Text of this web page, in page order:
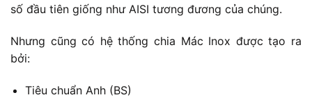
số đầu tiên giống như AISI tương đương của chúng.
Nhưng cũng có hệ thống chia Mác Inox được tạo ra
bởi:
Tiêu chuẩn Anh (BS)